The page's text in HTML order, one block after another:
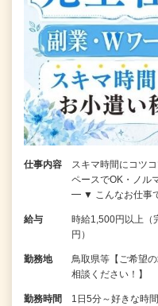
仕事内容
スキマ時間にコツ
ペースでOK・
━ ▼ こんなお仕
給与
時給1,500円以上（
円）
勤務地
鳥取県等【ご希望
相談ください！】
勤務時間
1日5分～好きな時